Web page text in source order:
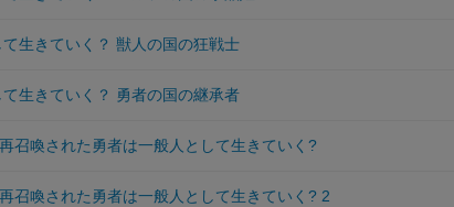
生きていく？ 獣人の国の狂戦士
生きていく？ 勇者の国の継承者
召喚された勇者は一般人として生きていく?
召喚された勇者は一般人として生きていく? 2